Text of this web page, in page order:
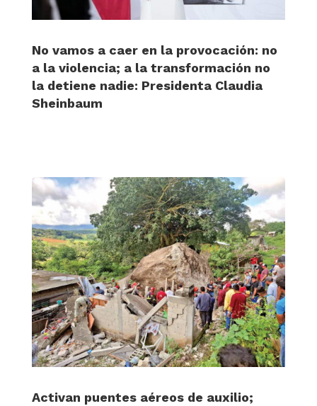
No vamos a caer en la provocación: no
a la violencia; a la transformación no
la detiene nadie: Presidenta Claudia
Sheinbaum
Activan puentes aéreos de auxilio;